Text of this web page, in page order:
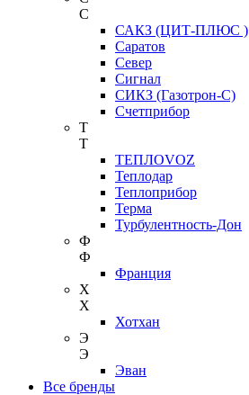
С
САКЗ (ЦИТ-ПЛЮС )
Саратов
Север
Сигнал
СИКЗ (Газотрон-С)
Счетприбор
Т
Т
ТЕПЛОVOZ
Теплодар
Теплоприбор
Терма
Турбулентность-Дон
Ф
Ф
Франция
Х
Х
Хотхан
Э
Э
Эван
Все бренды